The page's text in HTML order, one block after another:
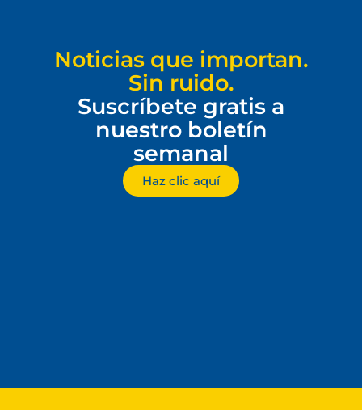
Noticias que importan.
Sin ruido.
Suscríbete gratis a
nuestro boletín
semanal
Haz clic aquí